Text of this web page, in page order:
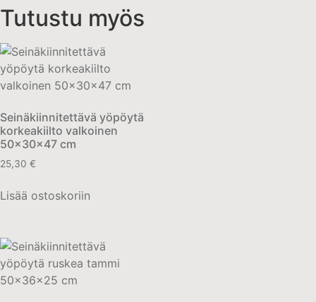
Tutustu myös
Seinäkiinnitettävä yöpöytä
korkeakiilto valkoinen
50x30x47 cm
25,30 €
Lisää ostoskoriin